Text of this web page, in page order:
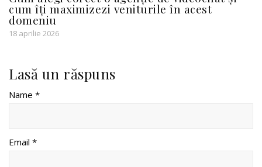
cum îți maximizezi veniturile în acest
domeniu
18 aprilie 2026
Lasă un răspuns
Name *
Email *